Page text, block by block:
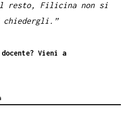
resto, Filicina non si
chiedergli.”
Vieni a